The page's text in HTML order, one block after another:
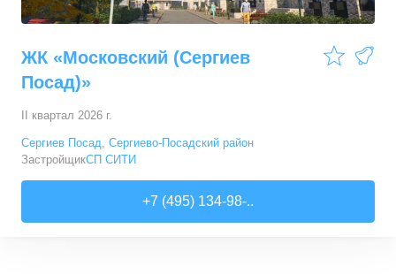
ЖК «Московский (Сергиев
Посад)»
II квартал 2026 г.
Сергиев Посад, Сергиево-Посадский район
ЗастройщикСП СИТИ
+7 (495) 134-98-..